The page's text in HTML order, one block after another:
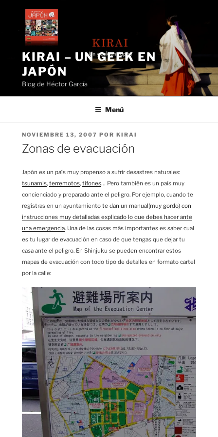
contenido
KIRAI – UN GEEK EN
JAPÓN
Blog de Héctor García
Menú
PUBLICADO
EL
NOVIEMBRE 13, 2007 POR KIRAI
Zonas de evacuación
Japón es un país muy propenso a sufrir desastres naturales:
tsunamis, terremotos, tifones… Pero también es un país muy
concienciado y preparado ante el peligro. Por ejemplo, cuando te
registras en un ayuntamiento te dan un manual(muy gordo) con
instrucciones muy detalladas explicado lo que debes hacer ante
una emergencia. Una de las cosas más importantes es saber cual
es tu lugar de evacuación en caso de que tengas que dejar tu
casa ante el peligro. En Shinjuku se pueden encontrar estos
mapas de evacuación con todo tipo de detalles en formato cartel
por la calle: